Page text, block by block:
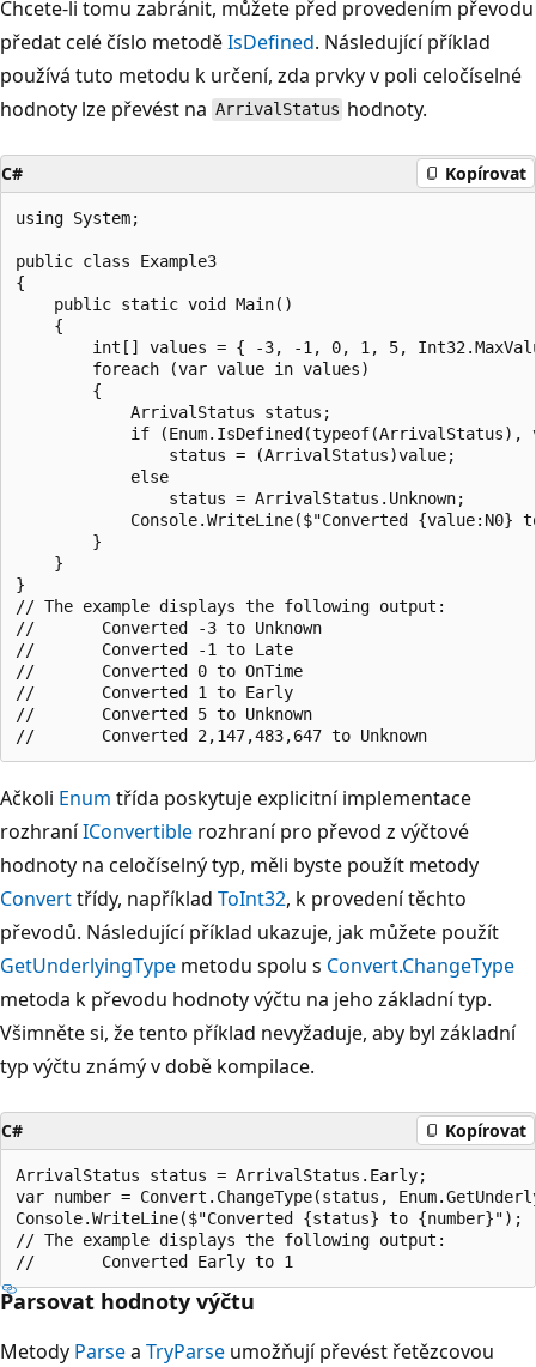
Chcete-li tomu zabránit, můžete před provedením převodu
předat celé číslo metoděIsDefined. Následující příklad
používá tuto metodu k určení, zda prvky v poli celočíselné
hodnoty lze převést na ArrivalStatus hodnoty.
C# Kopírovat
using System;
public class Example3
{
    public static void Main()
    {
int[] values = { -3, -1, 0, 1, 5,
        foreach (var value in values)
        {
            ArrivalStatus status;
if (Enum.IsDefined(typeof(ArrivalStatus),
                status = (ArrivalStatus)value;
            else
                status = ArrivalStatus.Unknown;
Console.WriteLine($"Converted {value:N0}
        }
    }
}
// The example displays the following output:
//       Converted -3 to Unknown
//       Converted -1 to Late
//       Converted 0 to OnTime
//       Converted 1 to Early
//       Converted 5 to Unknown
Ačkoli Enum třída poskytuje explicitní implementace
rozhraníIConvertible rozhraní pro převod z výčtové
hodnoty na celočíselný typ, měli byste použít metody
Converttřídy, například ToInt32, k provedení těchto
převodů. Následující příklad ukazuje, jak můžete použít
GetUnderlyingType metodu spolu s Convert.ChangeType
metoda k převodu hodnoty výčtu na jeho základní typ.
Všimněte si, že tento příklad nevyžaduje, aby byl základní
typ výčtu známý v době kompilace.
C# Kopírovat
ArrivalStatus status = ArrivalStatus.Early;
var number = Convert.ChangeType(status,
Console.WriteLine($"Converted {status} to {number}");
// The example displays the following output:
Parsovat hodnoty výčtu
Metody Parsea TryParse umožňují převést řetězcovou